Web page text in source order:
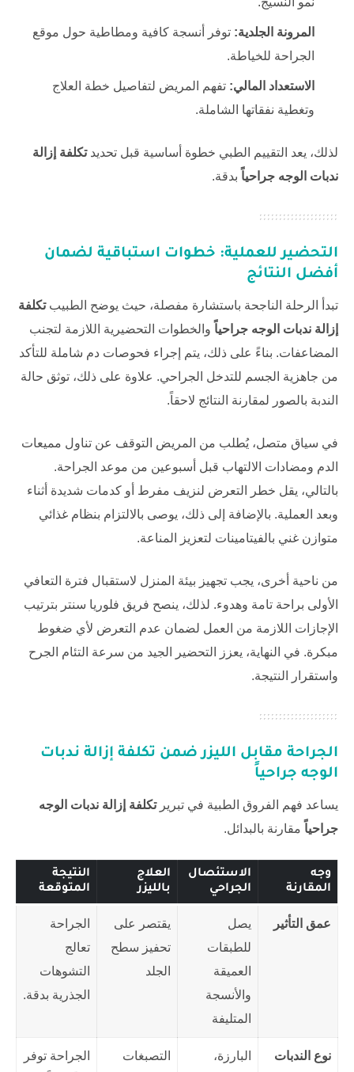
المرونة الجلدية: توفر أنسجة كافية ومطاطية حول موقع
الجراحة للخياطة.
الاستعداد المالي: تفهم المريض لتفاصيل خطة العلاج
وتغطية نفقاتها الشاملة.
لذلك، يعد التقييم الطبي خطوة أساسية قبل تحديدتكلفة إزالة
ندبات الوجه جراحياً بدقة.
التحضير للعملية: خطوات استباقية لضمان
أفضل النتائج
تبدأ الرحلة الناجحة باستشارة مفصلة، حيث يوضح الطبيبتكلفة
إزالة ندبات الوجه جراحياً والخطوات التحضيرية اللازمة لتجنب
المضاعفات. بناءً على ذلك، يتم إجراء فحوصات دم شاملة للتأكد
من جاهزية الجسم للتدخل الجراحي. علاوة على ذلك، توثق حالة
الندبة بالصور لمقارنة النتائج لاحقاً.
في سياق متصل، يُطلب من المريض التوقف عن تناول مميعات
الدم ومضادات الالتهاب قبل أسبوعين من موعد الجراحة.
بالتالي، يقل خطر التعرض لنزيف مفرط أو كدمات شديدة أثناء
وبعد العملية. بالإضافة إلى ذلك، يوصى بالالتزام بنظام غذائي
متوازن غني بالفيتامينات لتعزيز المناعة.
من ناحية أخرى، يجب تجهيز بيئة المنزل لاستقبال فترة التعافي
الأولى براحة تامة وهدوء. لذلك، ينصح فريق فلوريا سنتر بترتيب
الإجازات اللازمة من العمل لضمان عدم التعرض لأي ضغوط
مبكرة. في النهاية، يعزز التحضير الجيد من سرعة التئام الجرح
واستقرار النتيجة.
الجراحة مقابل الليزر ضمن تكلفة إزالة ندبات
الوجه جراحياً
يساعد فهم الفروق الطبية في تبريرتكلفة إزالة ندبات الوجه
جراحياً مقارنة بالبدائل.
وجه
المقارنة
الاستئصال
الجراحي
العلاج
بالليزر
النتيجة
المتوقعة
عمق التأثير
يصل
للطبقات
العميقة
والأنسجة
المتليفة
يقتصر على
تحفيز سطح
الجلد
الجراحة
تعالج
التشوهات
الجذرية بدقة.
نوع الندبات
البارزة،
التصبغات
الجراحة توفر